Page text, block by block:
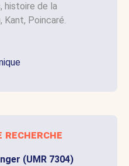
histoire de la
Kant, Poincaré.
recherche
(UMR 7304)